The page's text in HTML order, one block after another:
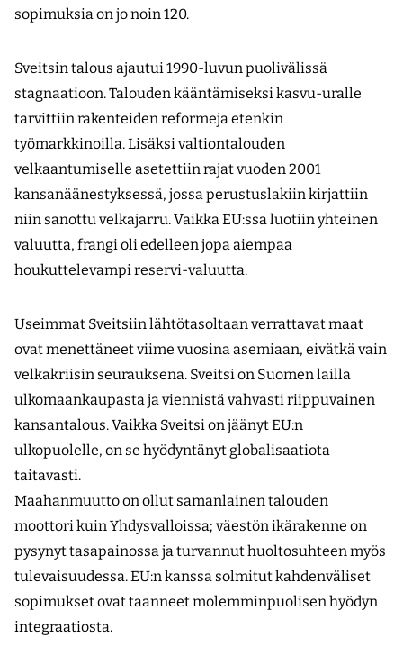
sopimuksia on jo noin 120.
Sveitsin talous ajautui 1990-luvun puolivälissä
stagnaatioon. Talouden kääntämiseksi kasvu-uralle
tarvittiin rakenteiden reformeja etenkin
työmarkkinoilla. Lisäksi valtiontalouden
velkaantumiselle asetettiin rajat vuoden 2001
kansanäänestyksessä, jossa perustuslakiin kirjattiin
niin sanottu velkajarru. Vaikka EU:ssa luotiin yhteinen
valuutta, frangi oli edelleen jopa aiempaa
houkuttelevampi reservi-valuutta.
Useimmat Sveitsiin lähtötasoltaan verrattavat maat
ovat menettäneet viime vuosina asemiaan, eivätkä vain
velkakriisin seurauksena. Sveitsi on Suomen lailla
ulkomaankaupasta ja viennistä vahvasti riippuvainen
kansantalous. Vaikka Sveitsi on jäänyt EU:n
ulkopuolelle, on se hyödyntänyt globalisaatiota
taitavasti.
Maahanmuutto on ollut samanlainen talouden
moottori kuin Yhdysvalloissa; väestön ikärakenne on
pysynyt tasapainossa ja turvannut huoltosuhteen myös
tulevaisuudessa. EU:n kanssa solmitut kahdenväliset
sopimukset ovat taanneet molemminpuolisen hyödyn
integraatiosta.